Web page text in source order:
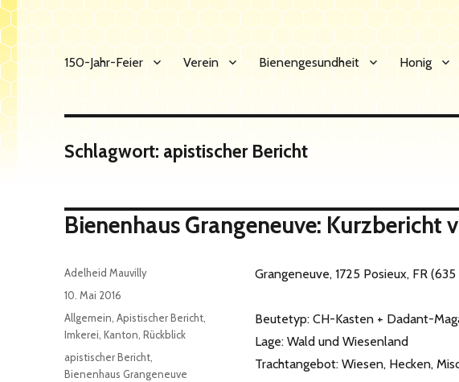
150-Jahr-Feier Verein Bienengesundheit Honig
Schlagwort: apistischer Bericht
Bienenhaus
Grangeneuve, 1725 Posieux, FR (635
Beutetyp: CH-Kasten + Dadant-
Lage: Wald und Wiesenland
Trachtangebot: Wiesen, Hecken,
Autor
Adelheid Mauvilly
Veröffentlicht
am
10. Mai 2016
Kategorien
Allgemein,Apistischer Bericht,
Imkerei,Kanton,Rückblick
Schlagwörter
apistischer Bericht,
Bienenhaus Grangeneuve